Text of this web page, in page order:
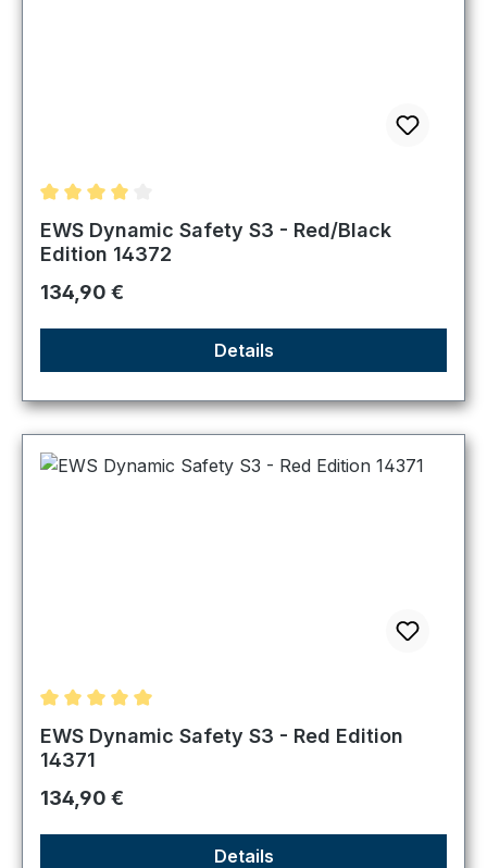
Durchschnittliche Bewertung von 4 von 5 Sternen
EWS Dynamic Safety S3 - Red/Black
Edition 14372
Regulärer Preis:
134,90 €
Details
Durchschnittliche Bewertung von 5 von 5 Sternen
EWS Dynamic Safety S3 - Red Edition
14371
Regulärer Preis:
134,90 €
Details